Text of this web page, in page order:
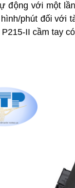
động với một
phút đối với
II cầm tay